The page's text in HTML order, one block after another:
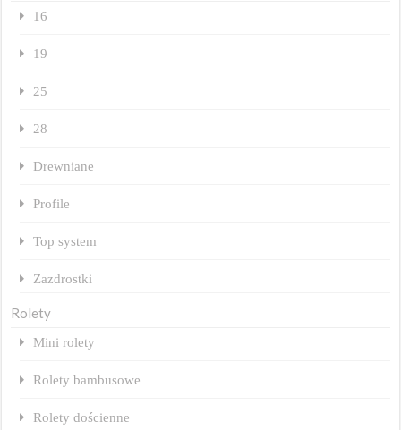
16
19
25
28
Drewniane
Profile
Top system
Zazdrostki
Rolety
Mini rolety
Rolety bambusowe
Rolety dościenne